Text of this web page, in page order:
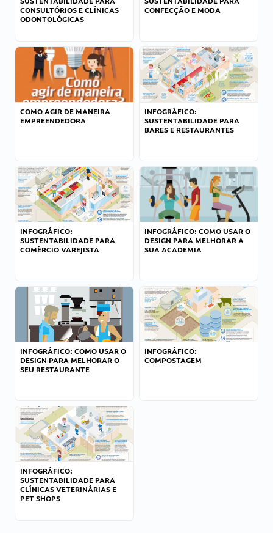
CONSULTÓRIOS E CLÍNICAS
ODONTOLÓGICAS
CONFECÇÃO E MODA
COMO AGIR DE MANEIRA
EMPREENDEDORA
INFOGRÁFICO:
SUSTENTABILIDADE PARA
BARES E RESTAURANTES
INFOGRÁFICO:
SUSTENTABILIDADE PARA
COMÉRCIO VAREJISTA
INFOGRÁFICO: COMO USAR O
DESIGN PARA MELHORAR A
SUA ACADEMIA
INFOGRÁFICO: COMO USAR O
DESIGN PARA MELHORAR O
SEU RESTAURANTE
INFOGRÁFICO:
COMPOSTAGEM
INFOGRÁFICO:
SUSTENTABILIDADE PARA
CLÍNICAS VETERINÁRIAS E
PET SHOPS